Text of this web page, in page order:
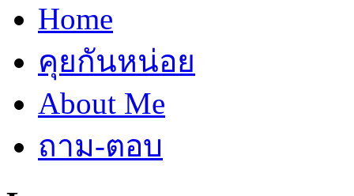
Home
คุยกันหน่อย
About Me
ถาม-ตอบ